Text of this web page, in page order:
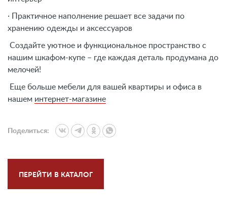
· Практичное наполнение решает все задачи по
хранению одежды и аксессуаров
Создайте уютное и функциональное пространство с
нашим шкафом-купе – где каждая деталь продумана до
мелочей!
Еще больше мебели для вашей квартиры и офиса в
нашем интернет-магазине
Поделиться:
ПЕРЕЙТИ В КАТАЛОГ